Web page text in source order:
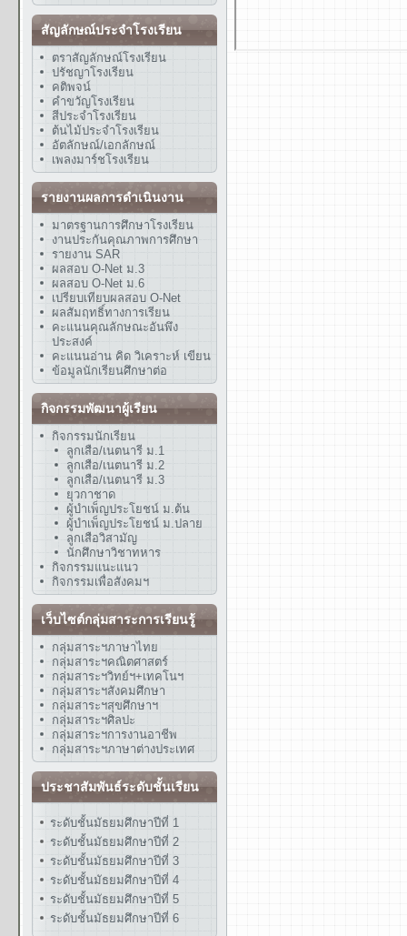
สัญลักษณ์ประจำโรงเรียน
ตราสัญลักษณ์โรงเรียน
ปรัชญาโรงเรียน
คติพจน์
คำขวัญโรงเรียน
สีประจำโรงเรียน
ต้นไม้ประจำโรงเรียน
อัตลักษณ์/เอกลักษณ์
เพลงมาร์ชโรงเรียน
รายงานผลการดำเนินงาน
มาตรฐานการศึกษาโรงเรียน
งานประกันคุณภาพการศึกษา
รายงาน SAR
ผลสอบ O-Net ม.3
ผลสอบ O-Net ม.6
เปรียบเทียบผลสอบ O-Net
ผลสัมฤทธิ์ทางการเรียน
คะแนนคุณลักษณะอันพึง
ประสงค์
คะแนนอ่าน คิด วิเคราะห์ เขียน
ข้อมูลนักเรียนศึกษาต่อ
กิจกรรมพัฒนาผู้เรียน
กิจกรรมนักเรียน
ลูกเสือ/เนตนารี ม.1
ลูกเสือ/เนตนารี ม.2
ลูกเสือ/เนตนารี ม.3
ยุวกาชาด
ผู้บำเพ็ญประโยชน์ ม.ต้น
ผู้บำเพ็ญประโยชน์ ม.ปลาย
ลูกเสือวิสามัญ
นักศึกษาวิชาทหาร
กิจกรรมแนะแนว
กิจกรรมเพื่อสังคมฯ
เว็บไซต์กลุ่มสาระการเรียนรู้
กลุ่มสาระฯภาษาไทย
กลุ่มสาระฯคณิตศาสตร์
กลุ่มสาระฯวิทย์ฯ+เทคโนฯ
กลุ่มสาระฯสังคมศึกษา
กลุ่มสาระฯสุขศึกษาฯ
กลุ่มสาระฯศิลปะ
กลุ่มสาระฯการงานอาชีพ
กลุ่มสาระฯภาษาต่างประเทศ
ประชาสัมพันธ์ระดับชั้นเรียน
ระดับชั้นมัธยมศึกษาปีที่ 1
ระดับชั้นมัธยมศึกษาปีที่ 2
ระดับชั้นมัธยมศึกษาปีที่ 3
ระดับชั้นมัธยมศึกษาปีที่ 4
ระดับชั้นมัธยมศึกษาปีที่ 5
ระดับชั้นมัธยมศึกษาปีที่ 6